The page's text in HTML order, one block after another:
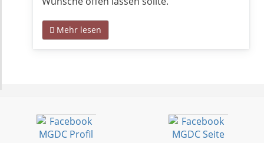
Mehr lesen